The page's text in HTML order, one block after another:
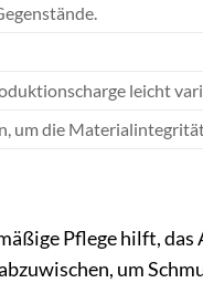
leicht
um die
Pflege hilft, das
um